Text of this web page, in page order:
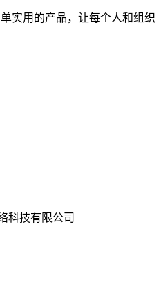
实用的产品，让每个人和组织
科技有限公司